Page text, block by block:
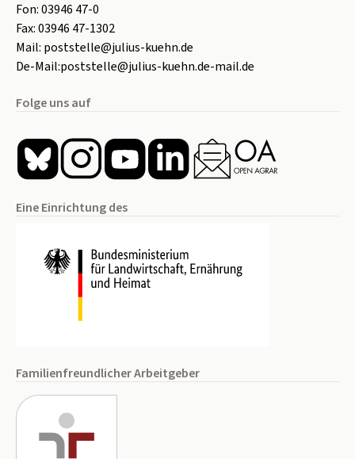
Fon:03946 47-0
Fax:03946 47-1302
Mail: poststelle@julius-kuehn.de
De-Mail:poststelle@julius-kuehn.de-mail.de
Folge uns auf
Eine Einrichtung des
Familienfreundlicher Arbeitgeber